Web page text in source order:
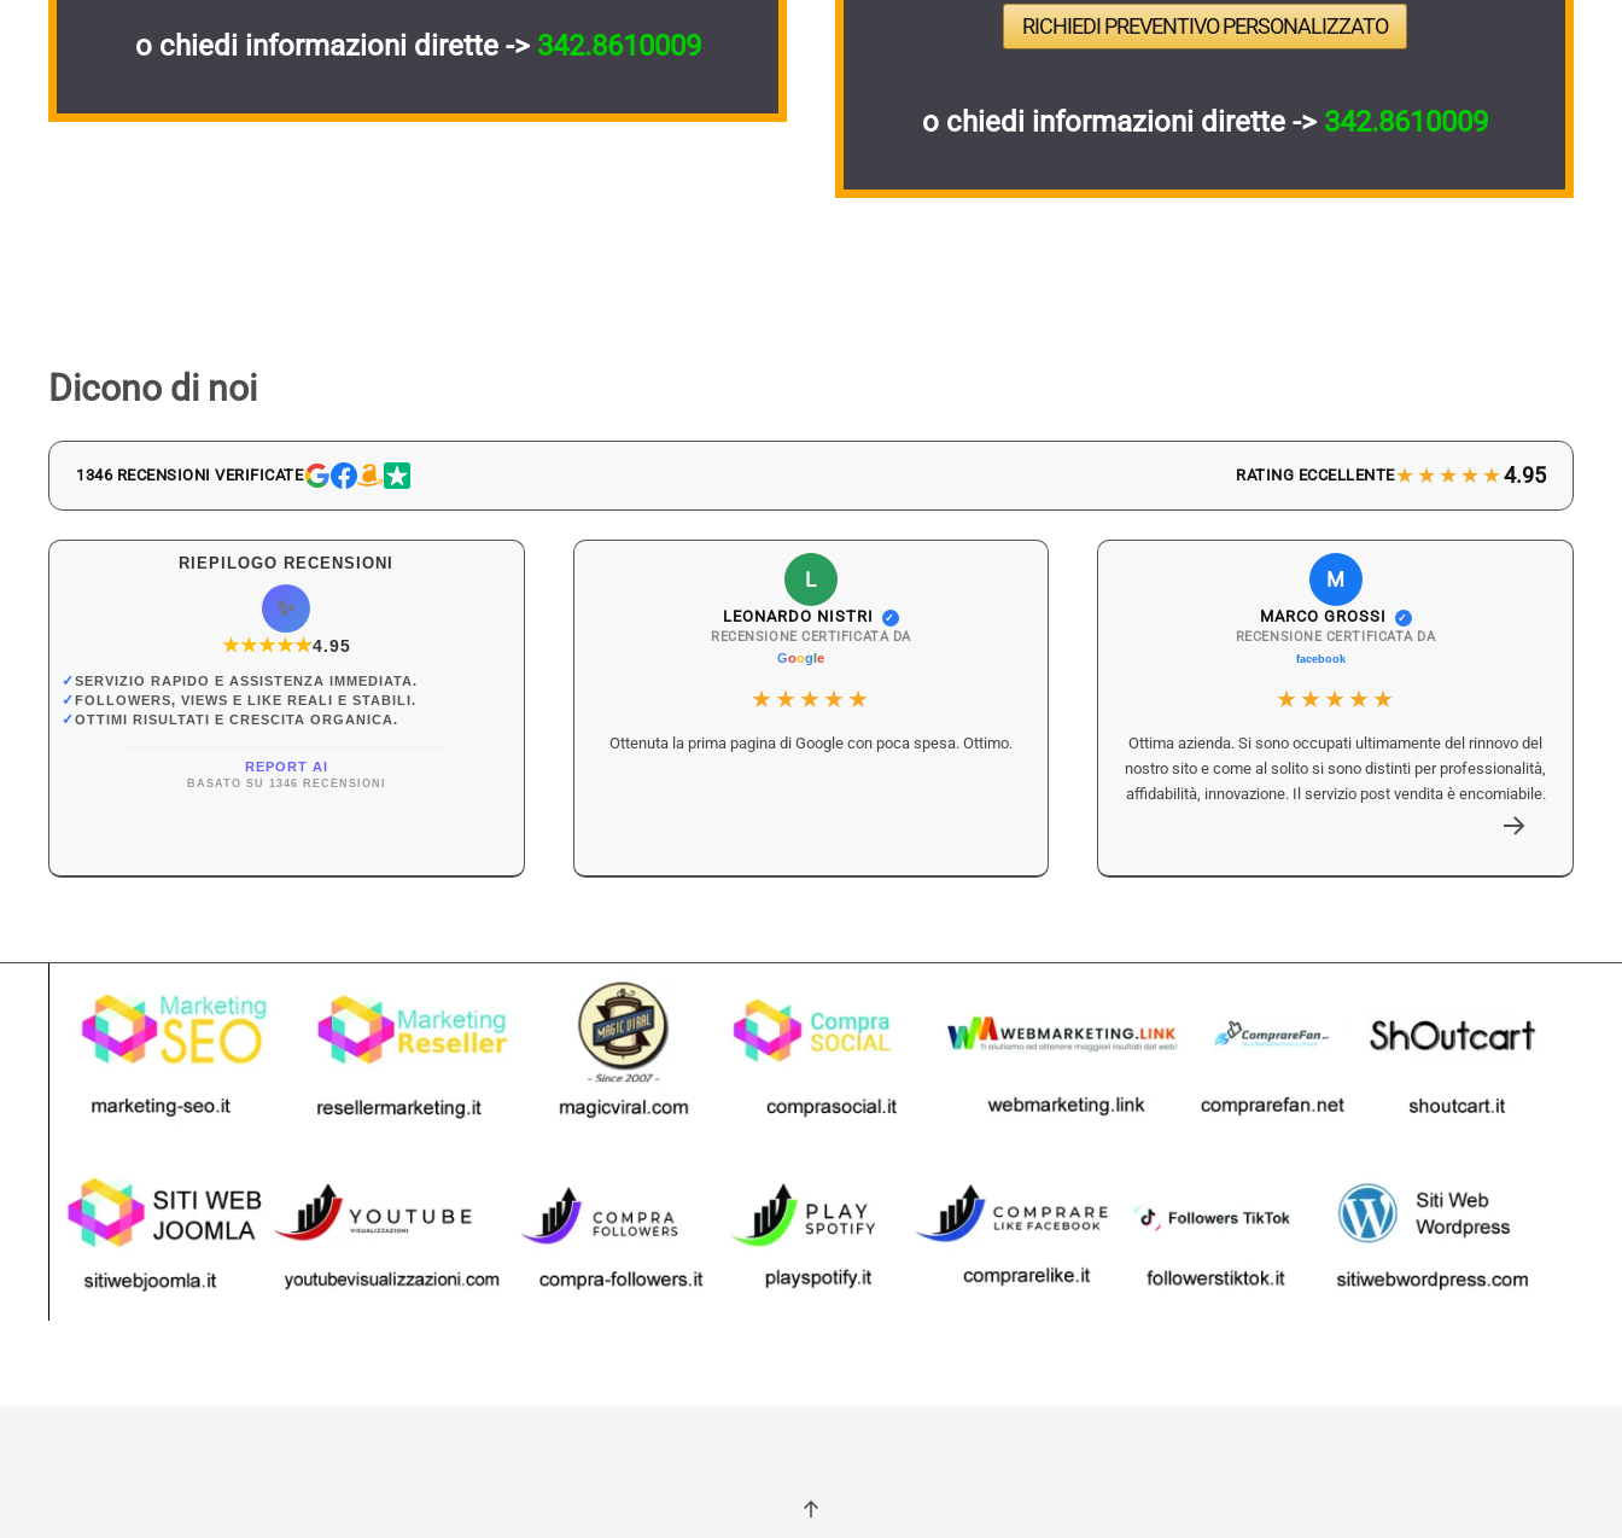
o chiedi informazioni dirette -> 342.8610009
RICHIEDI PREVENTIVO PERSONALIZZATO
o chiedi informazioni dirette -> 342.8610009
Dicono di noi
1346 RECENSIONI VERIFICATE RATING ECCELLENTE★★★★★4.95
RIEPILOGO RECENSIONI
✨
★★★★★
★4.95
✓SERVIZIO RAPIDO E ASSISTENZA IMMEDIATA.
✓FOLLOWERS, VIEWS E LIKE REALI E STABILI.
✓OTTIMI RISULTATI E CRESCITA ORGANICA.
REPORT AI
BASATO SU 1346 RECENSIONI
L
LEONARDO NISTRI ✓
RECENSIONE CERTIFICATA DA
★★★★★
Ottenuta la prima pagina di Google con poca spesa. Ottimo.
M
MARCO GROSSI ✓
RECENSIONE CERTIFICATA DA
★★★★★
Ottima azienda. Si sono occupati ultimamente del rinnovo del
nostro sito e come al solito si sono distinti per professionalità,
affidabilità, innovazione. Il servizio post vendita è encomiabile.